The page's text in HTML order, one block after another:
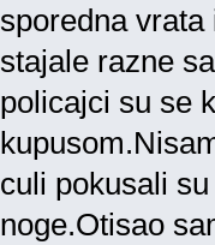
sporedna
stajale razne
policajci su se
culi pokusali
noge.Otisao